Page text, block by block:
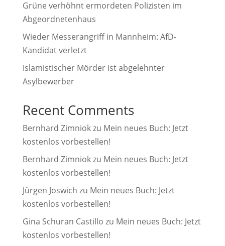
:Grüne verhöhnt ermordeten Polizisten im
Abgeordnetenhaus
Wieder Messerangriff in Mannheim: AfD-
Kandidat verletzt
Islamistischer Mörder ist abgelehnter
Asylbewerber
Recent Comments
Bernhard Zimniokzu Mein neues Buch: Jetzt
kostenlos vorbestellen!
Bernhard Zimniokzu Mein neues Buch: Jetzt
kostenlos vorbestellen!
Jürgen Joswich zu Mein neues Buch: Jetzt
kostenlos vorbestellen!
Gina Schuran Castillo zu Mein neues Buch: Jetzt
kostenlos vorbestellen!